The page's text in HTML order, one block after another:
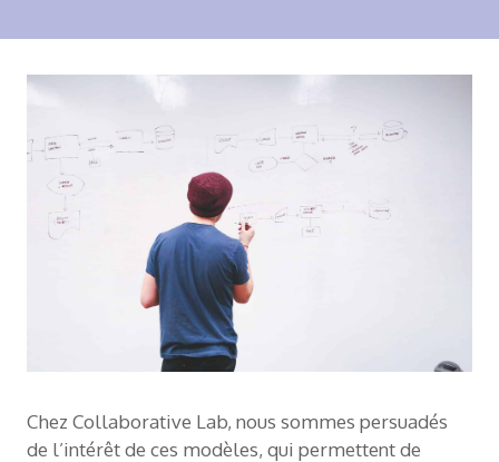
Chez Collaborative Lab, nous sommes persuadés
de l’intérêt de ces modèles, qui permettent de